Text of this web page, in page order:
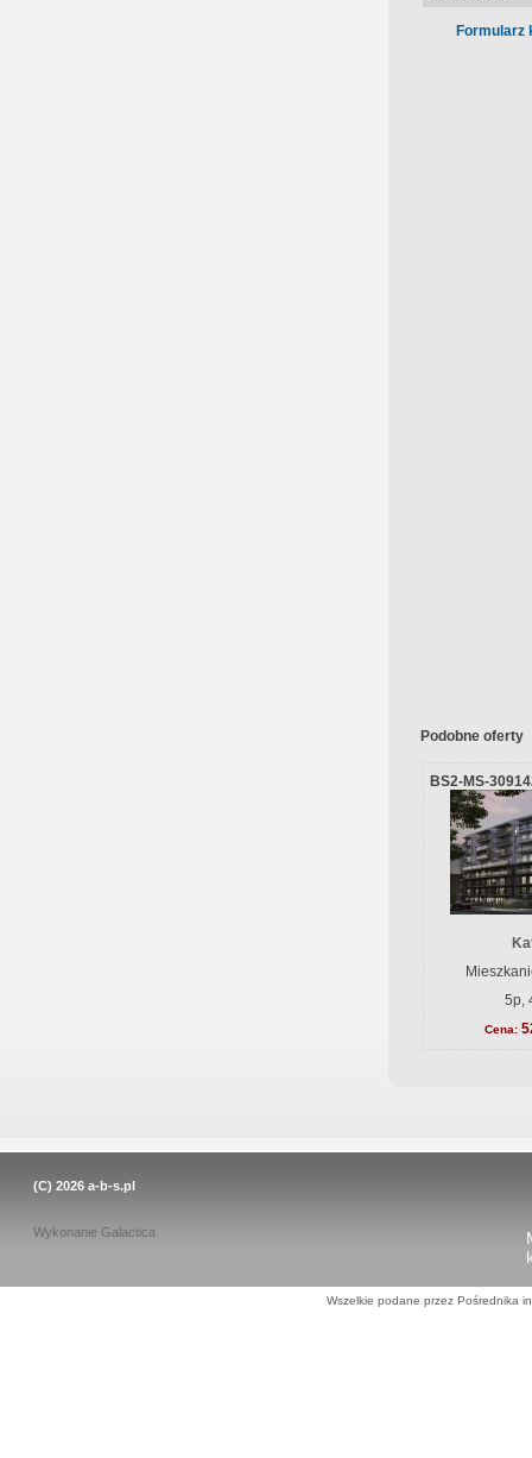
Formularz
Podobne oferty
BS2-MS-
5p,
Cena:
(C) 2026 a-b-s.pl
Wykonanie Galactica
Wszelkie podane przez Pośrednika